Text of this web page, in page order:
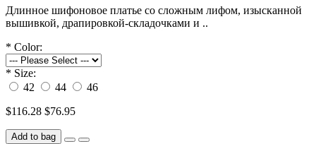
Длинное шифоновое платье со сложным лифом, изысканной
вышивкой, драпировкой-складочками и ..
* Color:
* Size:
42
44
46
$116.28 $76.95
Add to bag